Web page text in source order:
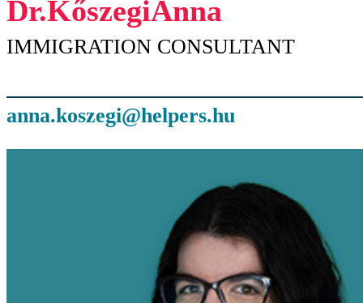
Anna
Kőszegi
Dr.
IMMIGRATION CONSULTANT
anna.koszegi@helpers.hu